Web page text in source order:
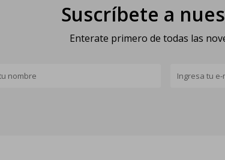
Suscríbete a
Enterate primero de todas las